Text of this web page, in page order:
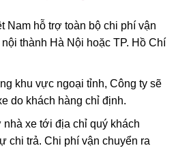
Nam hỗ trợ toàn bộ chi phí vận
thành Hà Nội hoặc TP. Hồ Chí
khu vực ngoại tỉnh, Công ty sẽ
do khách hàng chỉ định.
xe tới địa chỉ quý khách
chi trả. Chi phí vận chuyển ra